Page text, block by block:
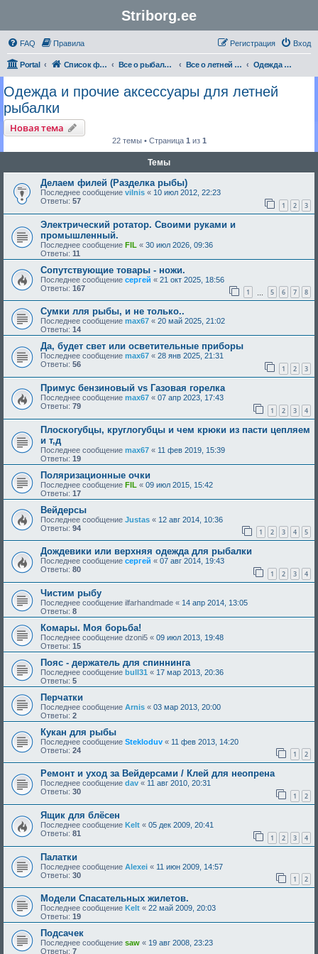
Striborg.ee
FAQ Правила Вход
Регистрация
Portal Список форумов Все о рыбалке | Секреты Мастерства Все о летней рыбалке Одежда и прочие аксессуары для летней рыбалки
Одежда и прочие аксессуары для летней
рыбалки
Новая тема
22 темы • Страница 1 из 1
Темы
Делаем филей (Разделка рыбы)
Последнее сообщение vilnis « 10 июл 2012, 22:23
Ответы: 57 1 2 3
Электрический ротатор. Своими руками и
промышленный.
Последнее сообщение FIL « 30 июл 2026, 09:36
Ответы: 11
Сопутствующие товары - ножи.
Последнее сообщение сергей « 21 окт 2025, 18:56
Ответы: 167 1 5 6 7 8
Сумки лля рыбы, и не только..
Последнее сообщение max67 « 20 май 2025, 21:02
Ответы: 14
Да, будет свет или осветительные приборы
Последнее сообщение max67 « 28 янв 2025, 21:31
Ответы: 56 1 2 3
Примус бензиновый vs Газовая горелка
Последнее сообщение max67 « 07 апр 2023, 17:43
Ответы: 79 1 2 3 4
Плоскогубцы, круглогубцы и чем крюки из пасти цепляем
и т,д
Последнее сообщение max67 « 11 фев 2019, 15:39
Ответы: 19
Поляризационные очки
Последнее сообщение FIL « 09 июл 2015, 15:42
Ответы: 17
Вейдерсы
Последнее сообщение Justas « 12 авг 2014, 10:36
Ответы: 94 1 2 3 4 5
Дождевики или верхняя одежда для рыбалки
Последнее сообщение сергей « 07 авг 2014, 19:43
Ответы: 80 1 2 3 4
Чистим рыбу
Последнее сообщение ilfarhandmade « 14 апр 2014, 13:05
Ответы: 8
Комары. Моя борьба!
Последнее сообщение dzoni5 « 09 июл 2013, 19:48
Ответы: 15
Пояс - держатель для спиннинга
Последнее сообщение bull31 « 17 мар 2013, 20:36
Ответы: 5
Перчатки
Последнее сообщение Arnis « 03 мар 2013, 20:00
Ответы: 2
Кукан для рыбы
Последнее сообщение Stekloduv « 11 фев 2013, 14:20
Ответы: 24 1 2
Ремонт и уход за Вейдерсами / Клей для неопрена
Последнее сообщение dav « 11 авг 2010, 20:31
Ответы: 30 1 2
Ящик для блёсен
Последнее сообщение Kelt « 05 дек 2009, 20:41
Ответы: 81 1 2 3 4
Палатки
Последнее сообщение Alexei « 11 июн 2009, 14:57
Ответы: 30 1 2
Модели Спасательных жилетов.
Последнее сообщение Kelt « 22 май 2009, 20:03
Ответы: 19
Подсачек
Последнее сообщение saw « 19 авг 2008, 23:23
Ответы: 7